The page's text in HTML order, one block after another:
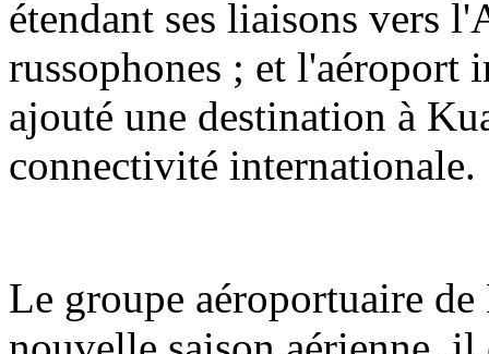
étendant ses liaisons vers
russophones ; et l'aéroport
ajouté une destination à
connectivité internationale.
Le groupe aéroportuaire